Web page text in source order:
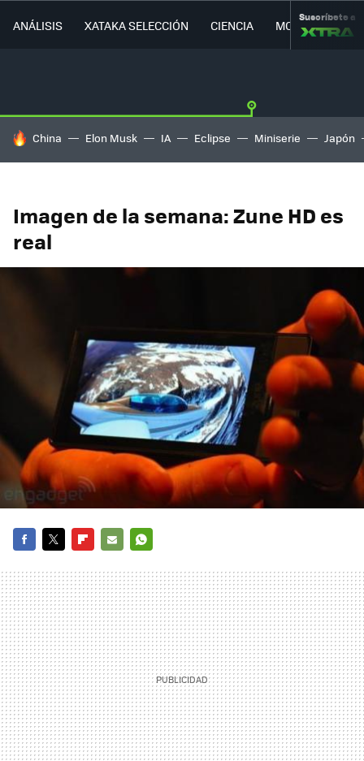
ANÁLISIS XATAKA SELECCIÓN CIENCIA MOVILIDAD
Suscríbete a
HOY SE HABLA DE
China Elon Musk IA Eclipse Miniserie Japón
Imagen de la semana: Zune HD es
real
MAIL